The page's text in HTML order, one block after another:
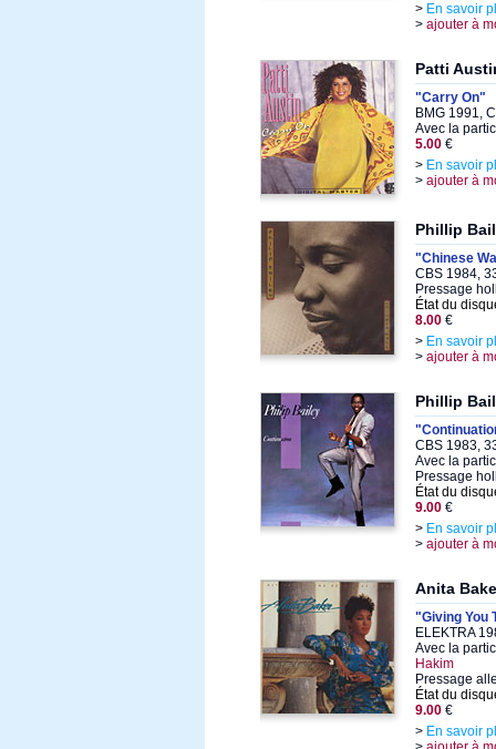
> En savoir
> ajouter à
Patti
"Carry On"
BMG 1991,
Avec la
5.00 €
> En savoir
> ajouter à
Phillip
"Chinese
CBS 1984,
Pressage
État du
8.00 €
> En savoir
> ajouter à
Phillip
CBS 1983,
Avec la
Pressage
État du
9.00 €
> En savoir
> ajouter à
Anita
"Giving You
ELEKTRA
Avec la
Hakim
Pressage
État du
9.00 €
> En savoir